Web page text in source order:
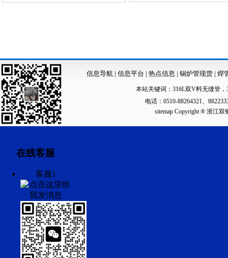
信息导航| 信息平台 | 热点信息 | 锅炉管现货 | 焊
本站关键词： 316L双V料无缝管 ，
电话：0510-88264321、
sitemapCopyright ® 浙江双
在线客服
客服1